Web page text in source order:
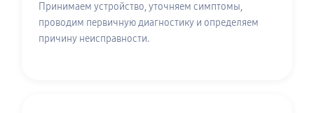
Принимаем устройство, уточняем симптомы,
проводим первичную диагностику и определяем
причину неисправности.